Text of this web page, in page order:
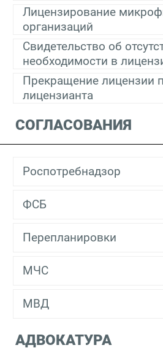
Лицензирование
организаций
Свидетельство об
необходимости в
Прекращение лицензии
лицензианта
СОГЛАСОВАНИЯ
Роспотребнадзор
ФСБ
Перепланировки
МЧС
МВД
АДВОКАТУРА